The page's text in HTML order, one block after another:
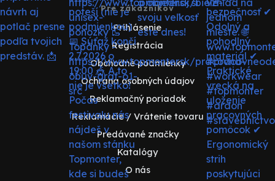
Pre zákazníkov
Prihlásenie
Registrácia
Obchodné podmienky
Ochrana osobných údajov
Reklamačný poriadok
Reklamácie / Vrátenie tovaru
Predávané značky
Katalógy
O nás